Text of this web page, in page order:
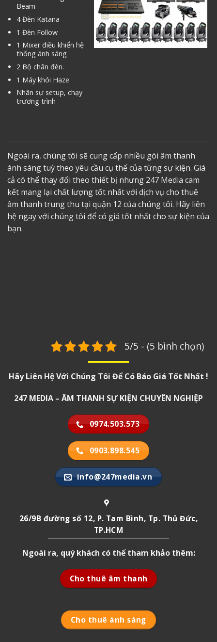
Beam
4 Đèn Katana
1 Đèn Follow
1 Mixer điều khiển hệ
thống ánh sáng
2 Bộ chân đèn.
1 Máy khói Haze
Nhân sự setup, chạy
trương trình
Ngoài ra, chúng tôi sẽ cung cấp nhiều gói âm thanh
ánh sáng tuỳ theo yêu cầu cụ thể của từng sự kiện. Giá
cả có thể thay đổi theo thiết bị nhưng 247 Media cam
kết mang lại chất lượng tốt nhất với dịch vụ cho thuê
âm thanh trung thu tại quận 12 của chúng tôi. Hãy liên
hệ ngay với chúng tôi để có giá tốt nhất cho sự kiện của
bạn.
5/5 - (5 bình chọn)
Hãy Liên Hệ Với Chúng Tôi Để Có Báo Giá Tốt Nhất !
247 MEDIA – ÂM THANH SỰ KIỆN CHUYÊN NGHIỆP
0974.503.573
0903.898.545
info@247media.vn
26/9B đường số 12, P. Tam Bình, Tp. Thủ Đức,
TP.HCM
Ngoài ra, quý khách có thể tham khảo thêm:
Cho thuê âm thanh
Cho thuê ánh sáng